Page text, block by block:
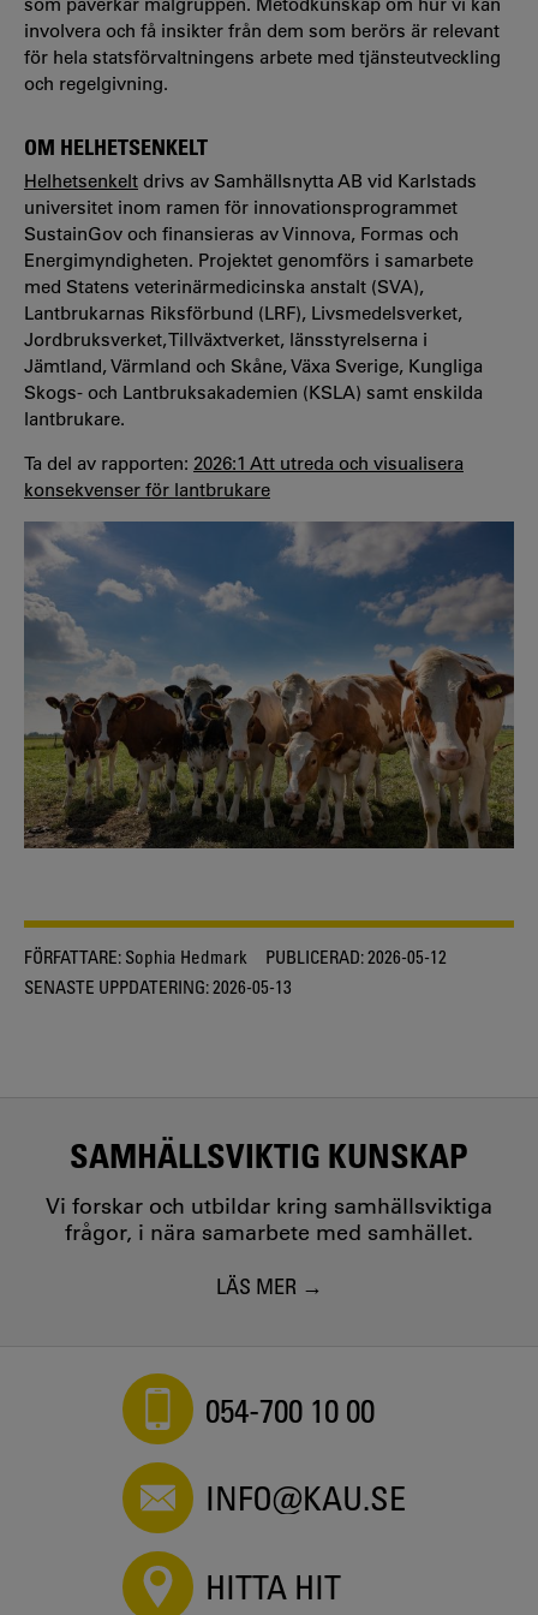
involvera och få insikter från dem som berörs är relevant
för hela statsförvaltningens arbete med tjänsteutveckling
och regelgivning.
OM HELHETSENKELT
Helhetsenkelt drivs av Samhällsnytta AB vid Karlstads
universitet inom ramen för innovationsprogrammet
SustainGov och finansieras av Vinnova, Formas och
Energimyndigheten. Projektet genomförs i samarbete
med Statens veterinärmedicinska anstalt (SVA),
Lantbrukarnas Riksförbund (LRF), Livsmedelsverket,
Jordbruksverket, Tillväxtverket, länsstyrelserna i
Jämtland, Värmland och Skåne, Växa Sverige, Kungliga
Skogs- och Lantbruksakademien (KSLA) samt enskilda
lantbrukare.
Ta del av rapporten: 2026:1 Att utreda och visualisera
konsekvenser för lantbrukare
FÖRFATTARE: Sophia Hedmark PUBLICERAD:2026-05-12
SENASTE UPPDATERING:2026-05-13
SAMHÄLLSVIKTIG KUNSKAP
Vi forskar och utbildar kring samhällsviktiga
frågor, i nära samarbete med samhället.
LÄS MER
054-700 10 00
INFO@KAU.SE
HITTA HIT